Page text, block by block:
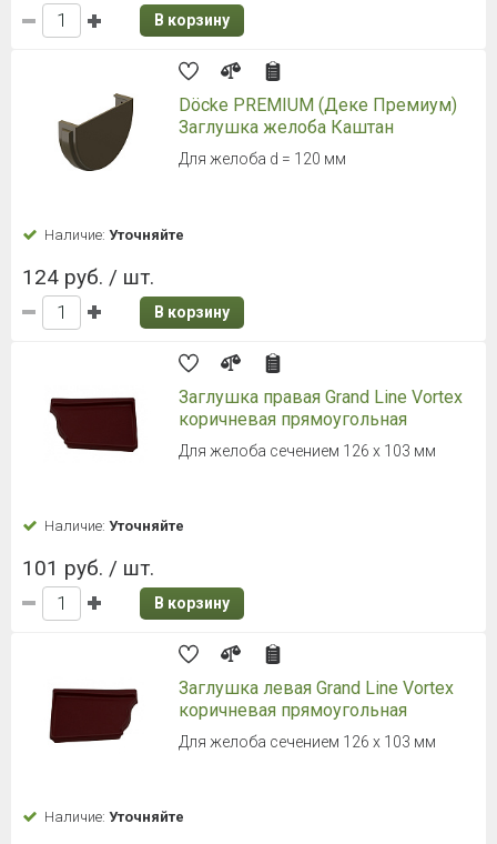
В корзину
Döcke PREMIUM (Деке Премиум)
Заглушка желоба Каштан
Для желоба d = 120 мм
Наличие: Уточняйте
124 руб. / шт.
В корзину
Заглушка правая Grand Line Vortex
коричневая прямоугольная
Для желоба сечением 126 х 103 мм
Наличие: Уточняйте
101 руб. / шт.
В корзину
Заглушка левая Grand Line Vortex
коричневая прямоугольная
Для желоба сечением 126 х 103 мм
Наличие: Уточняйте